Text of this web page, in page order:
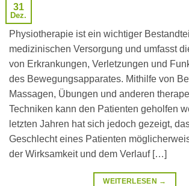
31
Dez.
Physiotherapie ist ein wichtiger
medizinischen Versorgung und umfasst
von Erkrankungen, Verletzungen und
des Bewegungsapparates. Mithilfe von
Massagen, Übungen und anderen
Techniken kann den Patienten geholfen
letzten Jahren hat sich jedoch gezeigt,
Geschlecht eines Patienten
der Wirksamkeit und dem Verlauf […]
WEITERLESEN →